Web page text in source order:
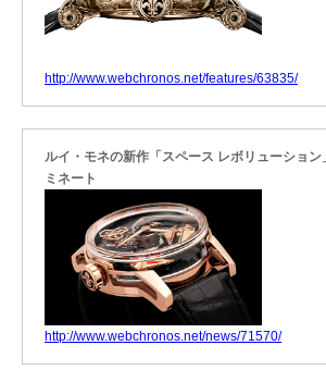
http://www.webchronos.net/features/63835/
ルイ・モネの新作「スペース レボリューション
ミネート
http://www.webchronos.net/news/71570/